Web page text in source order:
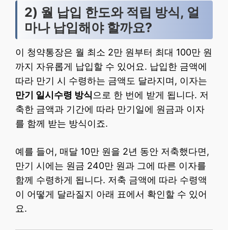
2) 월 납입 한도와 적립 방식, 얼
마나 납입해야 할까요?
이 청약통장은 월 최소 2만 원부터 최대 100만 원
까지 자유롭게 납입할 수 있어요. 납입한 금액에
따라 만기 시 수령하는 금액도 달라지며, 이자는
만기 일시수령 방식으로 한 번에 받게 됩니다. 저
축한 금액과 기간에 따라 만기일에 원금과 이자
를 함께 받는 방식이죠.
예를 들어, 매달 10만 원을 2년 동안 저축했다면,
만기 시에는 원금 240만 원과 그에 따른 이자를
함께 수령하게 됩니다. 저축 금액에 따라 수령액
이 어떻게 달라질지 아래 표에서 확인할 수 있어
요.